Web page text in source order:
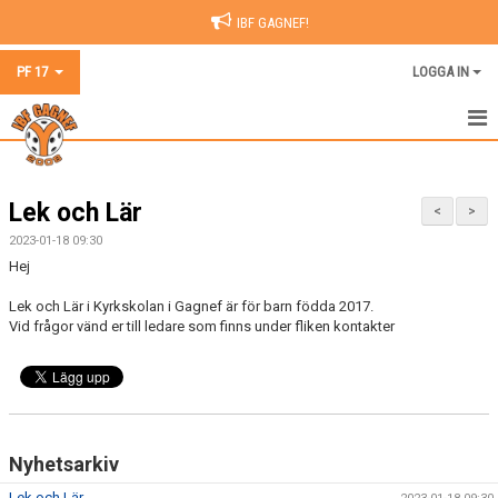
IBF GAGNEF!
PF 17 LOGGA IN
HEM
NYHETER
KALENDER
MATCHER
>
<
Lek och Lär
2023-01-18 09:30
Hej
Lek och Lär i Kyrkskolan i Gagnef är för barn födda 2017.
Vid frågor vänd er till ledare som finns under fliken kontakter
Nyhetsarkiv